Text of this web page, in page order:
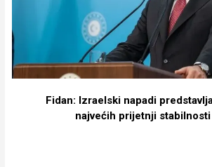
Fidan: Izraelski napadi
najvećih prijetnji